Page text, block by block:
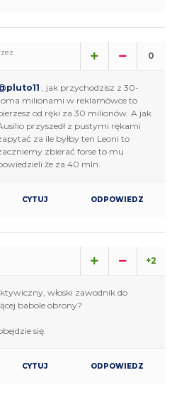
0
, jak przychodzisz z 30-
milionami w reklamówce to
od ręki za 30 milionów. A jak
przyszedł z pustymi rękami
za ile byłby ten Leoni to
zbierać forse to mu
że za 40 mln.
CYTUJ ODPOWIEDZ
+2
włoski zawodnik do
babole obrony?
się.
CYTUJ ODPOWIEDZ